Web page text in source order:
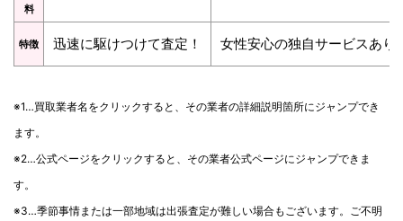
料
特徴 迅速に駆けつけて査定！ 女性安心の独自サービスあり
※1…買取業者名をクリックすると、その業者の詳細説明箇所にジャンプでき
ます。
※2…公式ページをクリックすると、その業者公式ページにジャンプできま
す。
※3…季節事情または一部地域は出張査定が難しい場合もございます。ご不明